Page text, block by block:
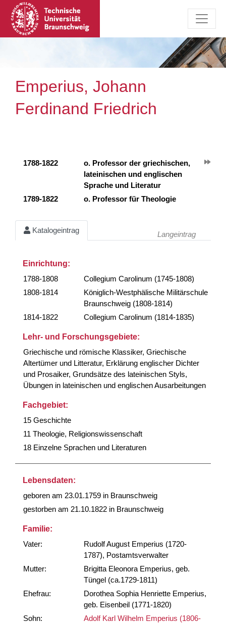
Emperius, Johann
Ferdinand Friedrich
1788-1822
o. Professor der griechischen,
lateinischen und englischen
Sprache und Literatur
1789-1822
o. Professor für Theologie
Katalogeintrag Langeintrag
Einrichtung:
1788-1808
Collegium Carolinum (1745-1808)
1808-1814
Königlich-Westphälische Militärschule
Braunschweig (1808-1814)
1814-1822
Collegium Carolinum (1814-1835)
Lehr- und Forschungsgebiete:
Griechische und römische Klassiker, Griechische
Altertümer und Litteratur, Erklärung englischer Dichter
und Prosaiker, Grundsätze des lateinischen Styls,
Übungen in lateinischen und englischen Ausarbeitungen
Fachgebiet:
15 Geschichte
11 Theologie, Religionswissenschaft
18 Einzelne Sprachen und Literaturen
Lebensdaten:
geboren am 23.01.1759 in Braunschweig
gestorben am 21.10.1822 in Braunschweig
Familie:
Vater:
Rudolf August Emperius (1720-
1787), Postamtsverwalter
Mutter:
Brigitta Eleonora Emperius, geb.
Tüngel (ca.1729-1811)
Ehefrau:
Dorothea Sophia Henriette Emperius,
geb. Eisenbeil (1771-1820)
Sohn:
Adolf Karl Wilhelm Emperius (1806-